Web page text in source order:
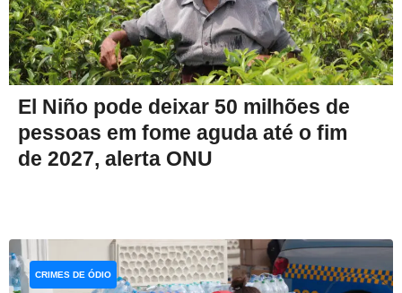
El Niño pode deixar 50 milhões de
pessoas em fome aguda até o fim
de 2027, alerta ONU
CRIMES DE ÓDIO